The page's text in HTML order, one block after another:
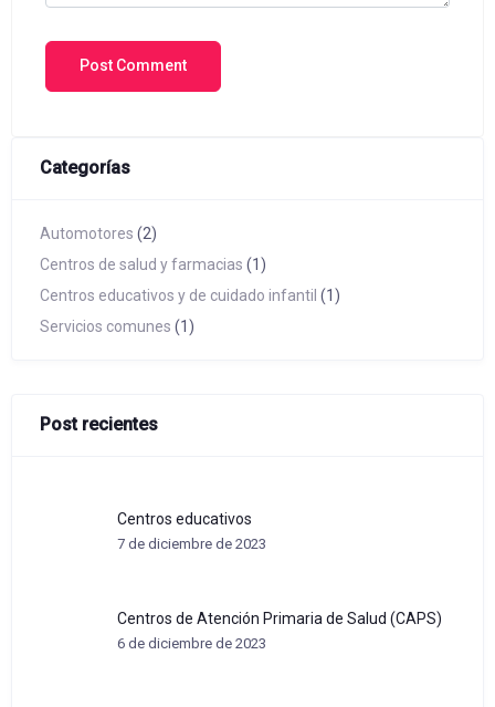
Categorías
Automotores (2)
Centros de salud y farmacias (1)
Centros educativos y de cuidado infantil (1)
Servicios comunes (1)
Post recientes
Centros educativos
7 de diciembre de 2023
Centros de Atención Primaria de Salud (CAPS)
6 de diciembre de 2023